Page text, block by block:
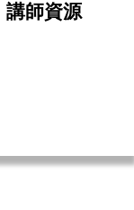
講師資源